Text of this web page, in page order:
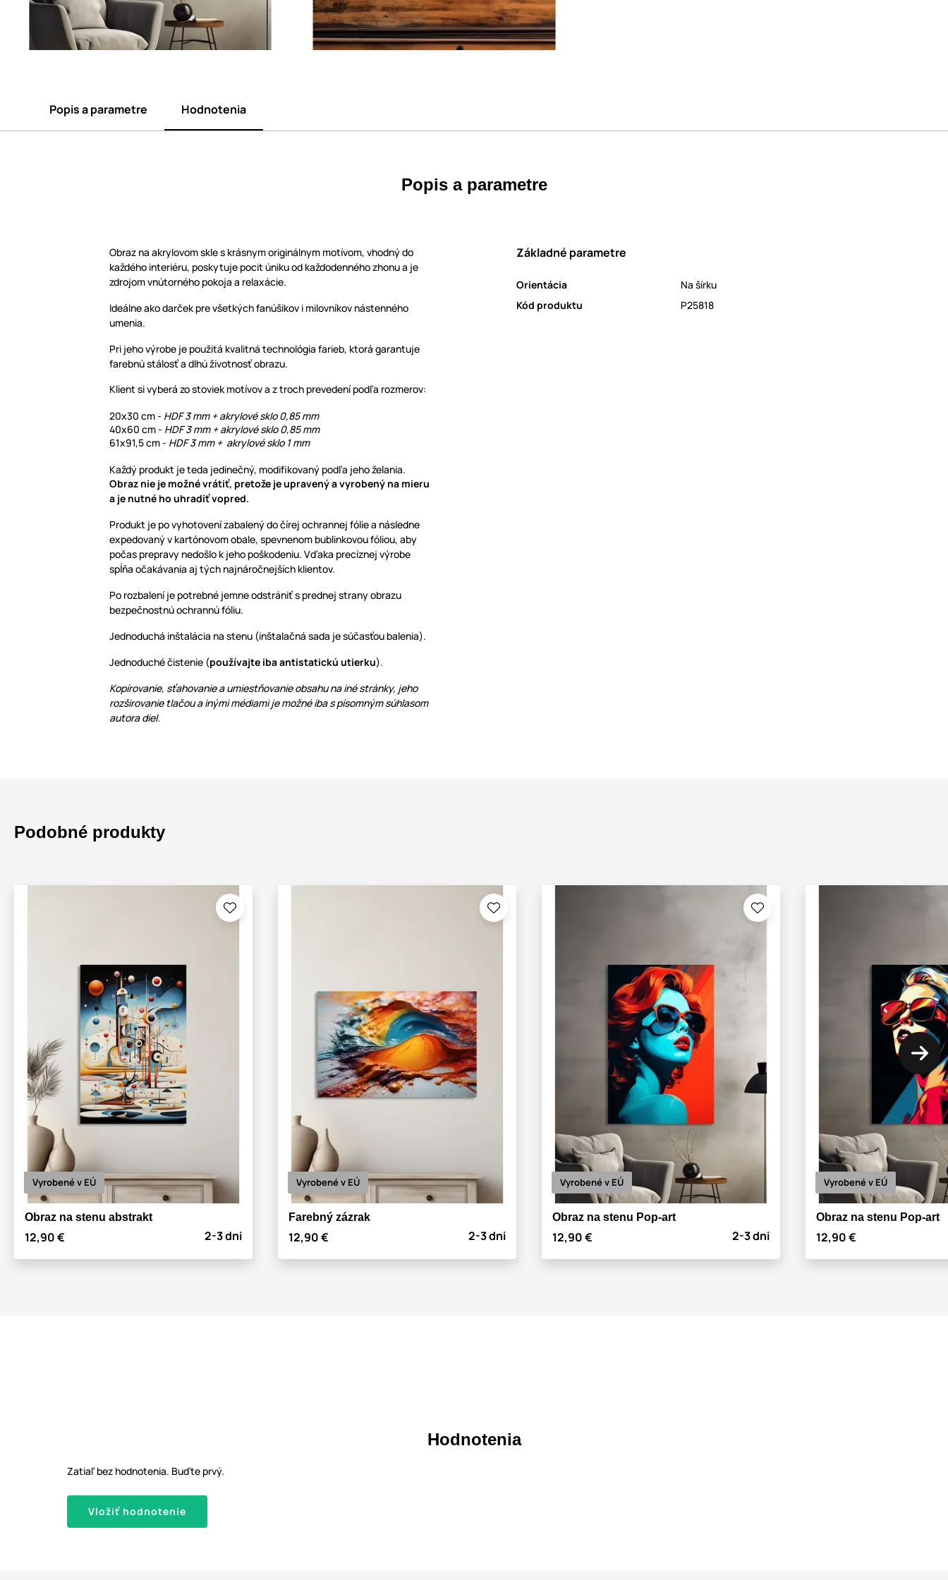
Popis a parametre Hodnotenia
Popis a parametre
Obraz na akrylovom skle s krásnym originálnym motívom, vhodný do
každého interiéru, poskytuje pocit úniku od každodenného zhonu a je
zdrojom vnútorného pokoja a relaxácie.
Ideálne ako darček pre všetkých fanúšikov i milovníkov nástenného
umenia.
Pri jeho výrobe je použitá kvalitná technológia farieb, ktorá garantuje
farebnú stálosť a dlhú životnosť obrazu.
Klient si vyberá zo stoviek motívov a z troch prevedení podľa rozmerov:
20x30 cm - HDF 3 mm + akrylové sklo 0,85 mm
40x60 cm - HDF 3 mm + akrylové sklo 0,85 mm
61x91,5 cm - HDF 3 mm + akrylové sklo 1 mm
Každý produkt je teda jedinečný, modifikovaný podľa jeho želania.
Obraz nie je možné vrátiť, pretože je upravený a vyrobený na mieru
a je nutné ho uhradiť vopred.
Produkt je po vyhotovení zabalený do čírej ochrannej fólie a následne
expedovaný v kartónovom obale, spevnenom bublinkovou fóliou, aby
počas prepravy nedošlo k jeho poškodeniu. Vďaka precíznej výrobe
spĺňa očakávania aj tých najnáročnejších klientov.
Po rozbalení je potrebné jemne odstrániť s prednej strany obrazu
bezpečnostnú ochrannú fóliu.
Jednoduchá inštalácia na stenu (inštalačná sada je súčasťou balenia).
Jednoduché čistenie (používajte iba antistatickú utierku).
Kopírovanie, sťahovanie a umiestňovanie obsahu na iné stránky, jeho
rozširovanie tlačou a inými médiami je možné iba s písomným súhlasom
autora diel.
Základné parametre
Orientácia
Na šírku
Kód produktu
P25818
Podobné produkty
Vyrobené v EÚ
Obraz na stenu abstrakt
12,90 € 2-3 dni
Vyrobené v EÚ
Farebný zázrak
12,90 € 2-3 dni
Vyrobené v EÚ
Obraz na stenu Pop-art
12,90 € 2-3 dni
Vyrobené v EÚ
Obraz na stenu Pop-art
12,90 €
Hodnotenia
Zatiaľ bez hodnotenia. Buďte prvý.
Vložiť hodnotenie